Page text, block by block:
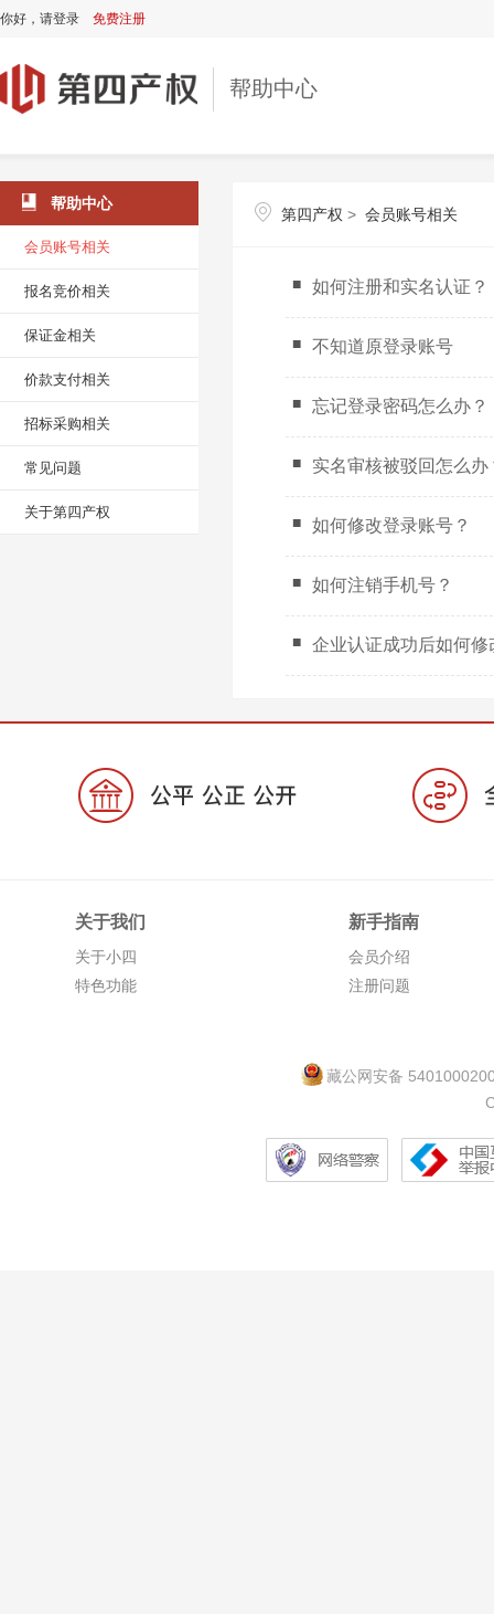
你好， 请登录 免费注册
帮助中心
帮助中心
会员账号相关
报名竞价相关
保证金相关
价款支付相关
招标采购相关
常见问题
关于第四产权
第四产权 > 会员账号相关
如何注册和实名认证？
不知道原登录账号
忘记登录密码怎么办？
实名审核被驳回怎么办
如何修改登录账号？
如何注销手机号？
企业认证成功后如何修
关于我们
关于小四
特色功能
新手指南
会员介绍
注册问题
藏公网安备